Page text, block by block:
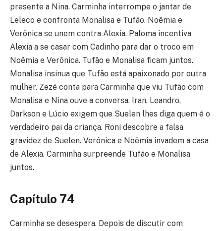
presente a Nina. Carminha interrompe o jantar de
Leleco e confronta Monalisa e Tufão. Noêmia e
Verônica se unem contra Alexia. Paloma incentiva
Alexia a se casar com Cadinho para dar o troco em
Noêmia e Verônica. Tufão e Monalisa ficam juntos.
Monalisa insinua que Tufão está apaixonado por outra
mulher. Zezé conta para Carminha que viu Tufão com
Monalisa e Nina ouve a conversa. Iran, Leandro,
Darkson e Lúcio exigem que Suelen lhes diga quem é o
verdadeiro pai da criança. Roni descobre a falsa
gravidez de Suelen. Verônica e Noêmia invadem a casa
de Alexia. Carminha surpreende Tufão e Monalisa
juntos.
Capítulo 74
Carminha se desespera. Depois de discutir com